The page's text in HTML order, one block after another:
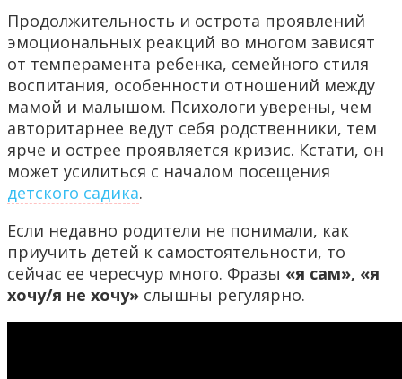
Продолжительность и острота проявлений
эмоциональных реакций во многом зависят
от темперамента ребенка, семейного стиля
воспитания, особенности отношений между
мамой и малышом. Психологи уверены, чем
авторитарнее ведут себя родственники, тем
ярче и острее проявляется кризис. Кстати, он
может усилиться с началом посещения
детского садика.
Если недавно родители не понимали, как
приучить детей к самостоятельности, то
сейчас ее чересчур много. Фразы «я сам», «я
хочу/я не хочу» слышны регулярно.